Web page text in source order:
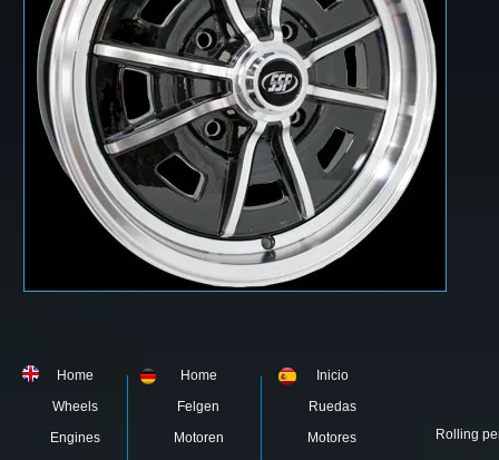
Home
Wheels
Engines
Inicio
Ruedas
Motores
Home
Felgen
Motoren
Rolling